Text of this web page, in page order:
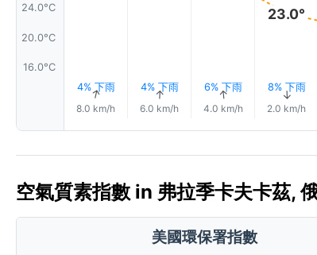
24.0°C
20.0°C
16.0°C
4% 下雨
↑
8.0 km/h
4% 下雨
↑
6.0 km/h
6% 下雨
↑
4.0 km/h
23.0°
8% 下雨
↑
2.0 km/h
空氣質素指數 in 弗拉季卡夫卡茲,
美國環保署指數